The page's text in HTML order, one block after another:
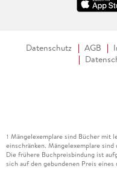
Datenschutz AGB
1 Mängelexemplare sind Bücher mit
einschränken. Mängelexemplare
Die frühere Buchpreisbindung ist
sich auf den gebundenen Preis eines